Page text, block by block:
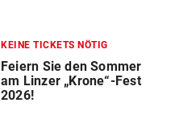
KEINE TICKETS NÖTIG
Feiern Sie den Sommer
am Linzer „Krone“-Fest
2026!